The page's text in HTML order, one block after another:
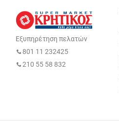
Εξυπηρέτηση πελατών
801 11 232425
210 55 58 832